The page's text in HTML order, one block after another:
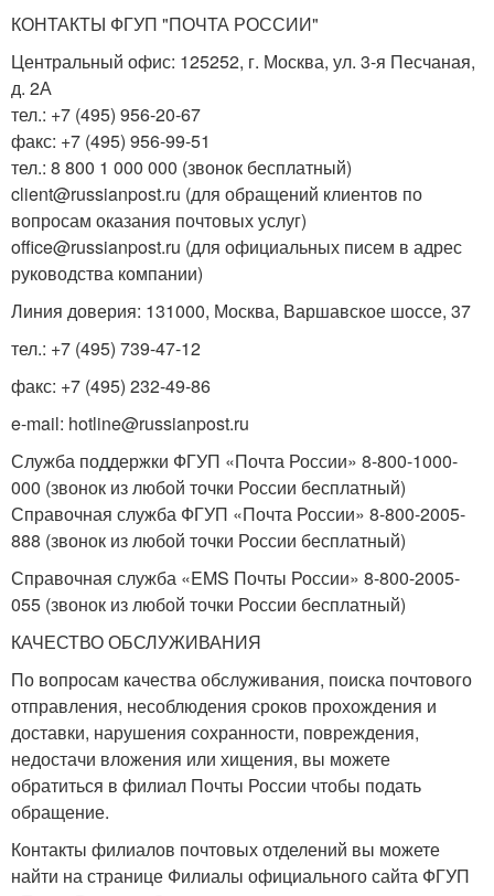
КОНТАКТЫ ФГУП "ПОЧТА РОССИИ"
Центральный офис: 125252, г. Москва, ул. 3-я Песчаная,
д. 2А
тел.: +7 (495) 956-20-67
факс: +7 (495) 956-99-51
тел.: 8 800 1 000 000 (звонок бесплатный)
client@russianpost.ru (для обращений клиентов по
вопросам оказания почтовых услуг)
office@russianpost.ru (для официальных писем в адрес
руководства компании)
Линия доверия: 131000, Москва, Варшавское шоссе, 37
тел.: +7 (495) 739-47-12
факс: +7 (495) 232-49-86
e-mail: hotline@russianpost.ru
Служба поддержки ФГУП «Почта России» 8-800-1000-
000 (звонок из любой точки России бесплатный)
Справочная служба ФГУП «Почта России» 8-800-2005-
888 (звонок из любой точки России бесплатный)
Справочная служба «EMS Почты России» 8-800-2005-
055 (звонок из любой точки России бесплатный)
КАЧЕСТВО ОБСЛУЖИВАНИЯ
По вопросам качества обслуживания, поиска почтового
отправления, несоблюдения сроков прохождения и
доставки, нарушения сохранности, повреждения,
недостачи вложения или хищения, вы можете
обратиться в филиал Почты России чтобы подать
обращение.
Контакты филиалов почтовых отделений вы можете
найти на странице Филиалы официального сайта ФГУП